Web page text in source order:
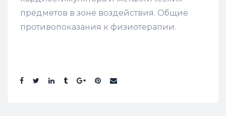
предметов в зоне воздействия. Общие
противопоказания к физиотерапии.
Поделиться: